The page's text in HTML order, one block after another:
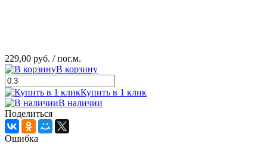
229,00 руб. / пог.м.
В корзину
Купить в 1 клик
В наличии
Поделиться
Ошибка